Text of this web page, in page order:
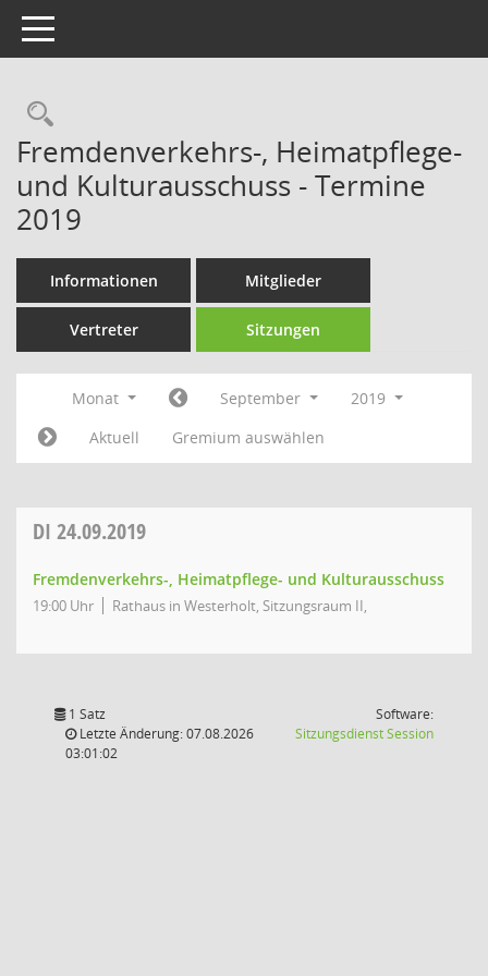
Toggle navigation
Rechercheauswahl
Fremdenverkehrs-, Heimatpflege-
und Kulturausschuss - Termine
2019
Informationen Mitglieder
Vertreter Sitzungen
Monat September
2019
Aktuell
Gremium auswählen
DI 24.09.2019
Fremdenverkehrs-, Heimatpflege- und Kulturausschuss
19:00 Uhr Rathaus in Westerholt, Sitzungsraum II,
1 Satz
Letzte Änderung: 07.08.2026
03:01:02
Software:
SitzungsdienstSession(Wird in